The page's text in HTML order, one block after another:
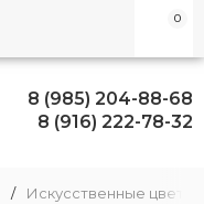
0
8 (985) 204-88-68
8 (916) 222-78-32
/ Искусственные цветы,